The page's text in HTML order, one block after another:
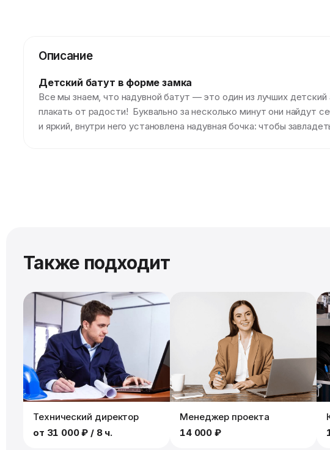
Описание
Детский батут в форме замка
Все мы знаем, что надувной батут — это один из лучших
плакать от радости! Буквально за несколько минут они найдут
и яркий, внутри него установлена надувная бочка: чтобы
Также подходит
Технический директор
от 31 000 ₽ / 8 ч.
Менеджер проекта
14 000 ₽